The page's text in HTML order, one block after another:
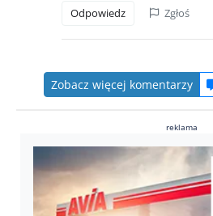
Odpowiedz Zgłoś
Zobacz więcej komentarzy
reklama